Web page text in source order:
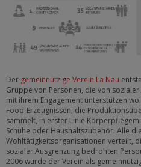
Der gemeinnützige Verein La Nau
Gruppe von Personen, die von
mit ihrem Engagement unterstützen
Food-Erzeugnissen, die
sammelt, in erster Linie
Schuhe oder Haushaltszubehör. Alle
Wohltätigkeitsorganisationen verteilt,
sozialer Ausgrenzung bedrohten
2006 wurde der Verein als